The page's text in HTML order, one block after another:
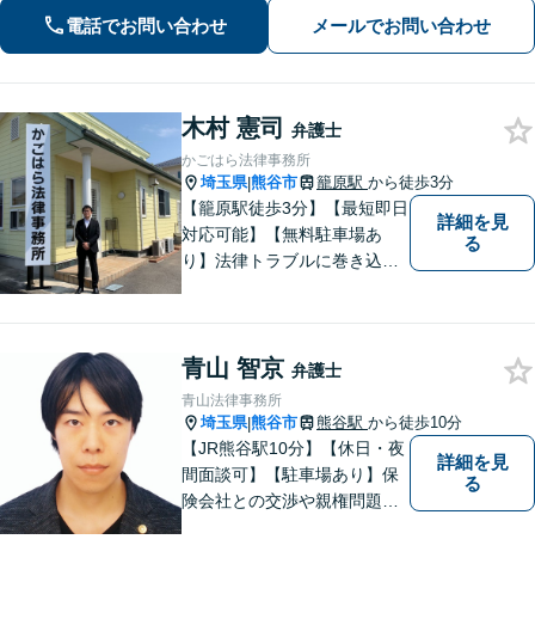
電話でお問い合わせ メールでお問い合わせ
木村 憲司 弁護士
かごはら法律事務所
埼玉県|熊谷市 籠原駅 から徒歩3分
【籠原駅徒歩3分】【最短即日
対応可能】【無料駐車場あ
り】法律トラブルに巻き込ま
解決の鍵です。お困りごとが
ございましたら、お気軽にご
相談ください。
詳細を見
る
青山 智京 弁護士
青山法律事務所
埼玉県|熊谷市 熊谷駅 から徒歩10分
【JR熊谷駅10分】【休日・夜
間面談可】【駐車場あり】保
険会社との交渉や親権問題、
詳細を見
る